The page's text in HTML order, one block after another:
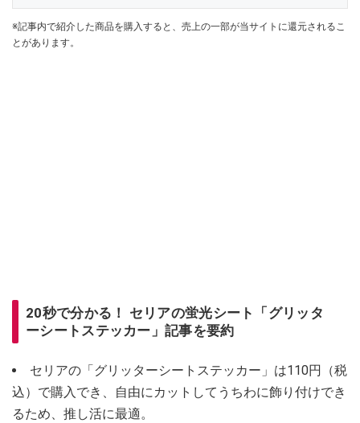
※記事内で紹介した商品を購入すると、売上の一部が当サイトに還元されるこ
とがあります。
20秒で分かる！ セリアの蛍光シート「グリッタ
ーシートステッカー」記事を要約
セリアの「グリッターシートステッカー」は110円（税
込）で購入でき、自由にカットしてうちわに飾り付けでき
るため、推し活に最適。